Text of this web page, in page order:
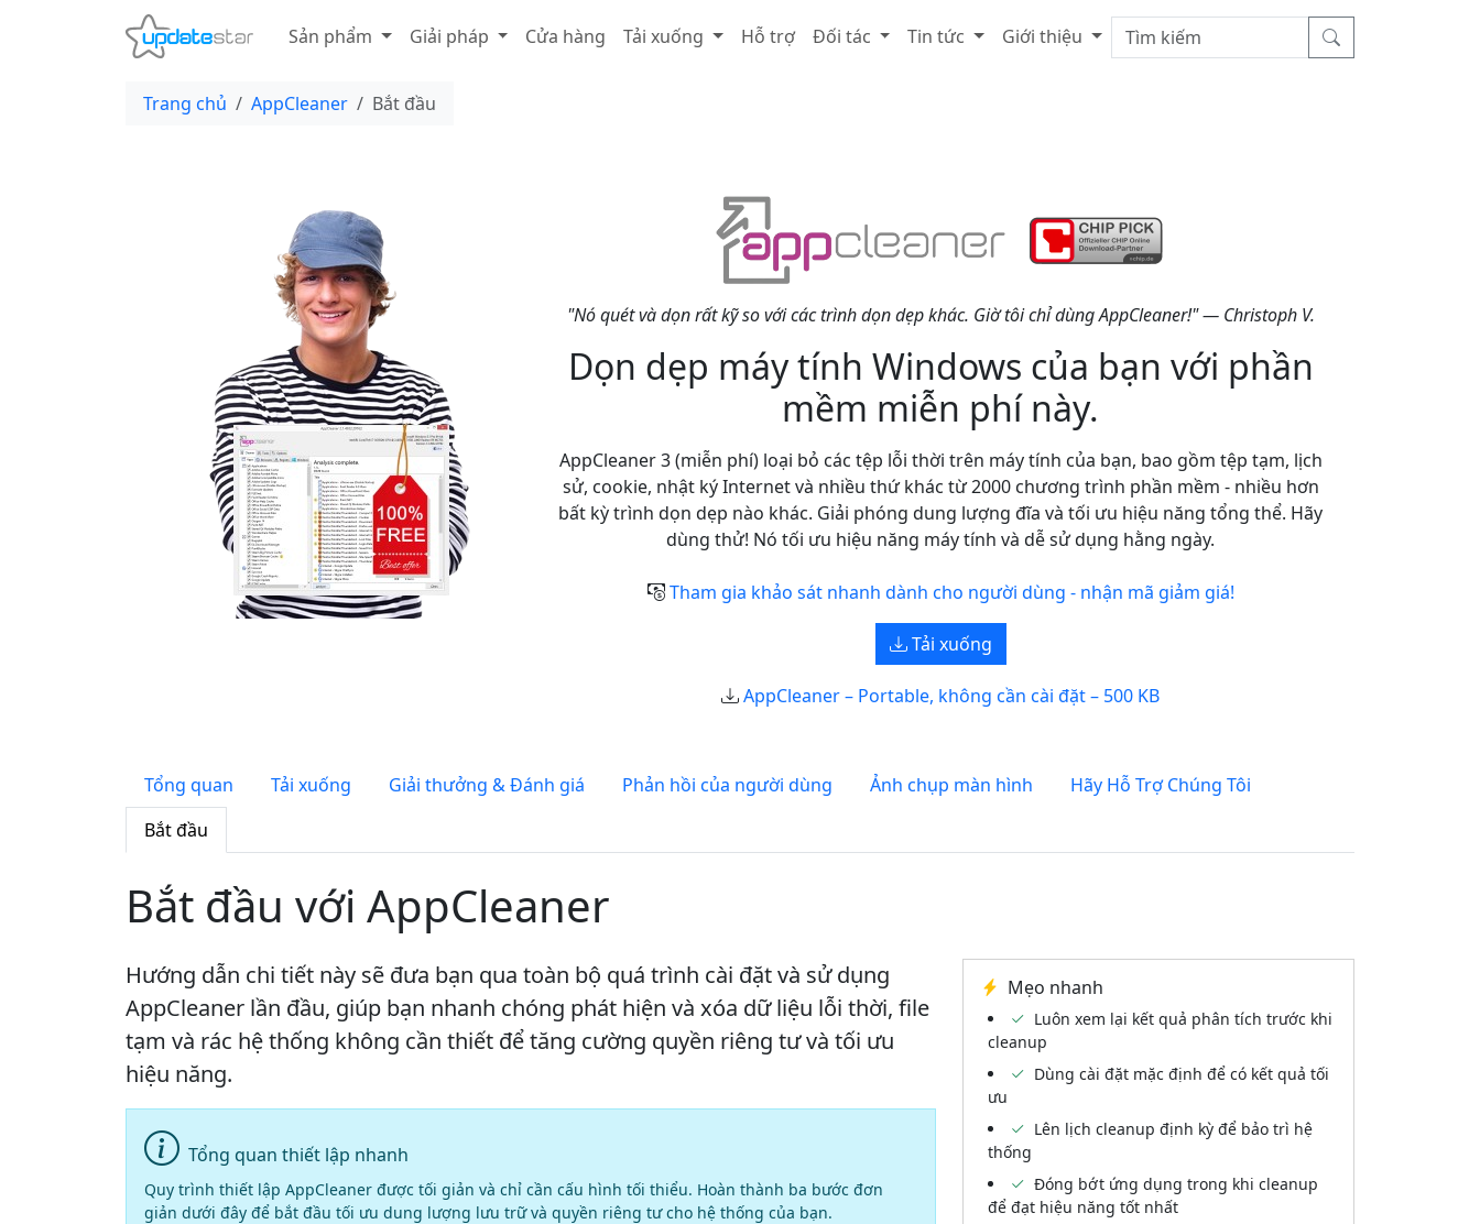
Sản phẩm Giải pháp Cửa hàng Tải xuống Hỗ trợ Đối tác Tin tức Giới thiệu
Trang chủ AppCleaner Bắt đầu
"Nó quét và dọn rất kỹ so với các trình dọn dẹp khác. Giờ tôi chỉ dùng AppCleaner!" — Christoph V.
Dọn dẹp máy tính Windows của bạn với phần
mềm miễn phí này.
AppCleaner 3 (miễn phí) loại bỏ các tệp lỗi thời trên máy tính của bạn, bao gồm tệp tạm, lịch
sử, cookie, nhật ký Internet và nhiều thứ khác từ 2000 chương trình phần mềm - nhiều hơn
bất kỳ trình dọn dẹp nào khác. Giải phóng dung lượng đĩa và tối ưu hiệu năng tổng thể. Hãy
dùng thử! Nó tối ưu hiệu năng máy tính và dễ sử dụng hằng ngày.
Tham gia khảo sát nhanh dành cho người dùng - nhận mã giảm giá!
Tải xuống
AppCleaner – Portable, không cần cài đặt – 500 KB
Tổng quan Tải xuống Giải thưởng & Đánh giá Phản hồi của người dùng Ảnh chụp màn hình
Hãy Hỗ Trợ Chúng Tôi
Bắt đầu
Bắt đầu với AppCleaner
Hướng dẫn chi tiết này sẽ đưa bạn qua toàn bộ quá trình cài đặt và sử dụng
AppCleaner lần đầu, giúp bạn nhanh chóng phát hiện và xóa dữ liệu lỗi thời, file
tạm và rác hệ thống không cần thiết để tăng cường quyền riêng tư và tối ưu
hiệu năng.
Tổng quan thiết lập nhanh
Quy trình thiết lập AppCleaner được tối giản và chỉ cần cấu hình tối thiểu. Hoàn thành ba bước đơn
giản dưới đây để bắt đầu tối ưu dung lượng lưu trữ và quyền riêng tư cho hệ thống của bạn.
Mẹo nhanh
Luôn xem lại kết quả phân tích trước khi
cleanup
Dùng cài đặt mặc định để có kết quả tối
ưu
Lên lịch cleanup định kỳ để bảo trì hệ
thống
Đóng bớt ứng dụng trong khi cleanup
để đạt hiệu năng tốt nhất